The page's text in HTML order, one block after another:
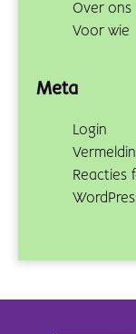
Over ons
Voor wie
Meta
Login
Reacties